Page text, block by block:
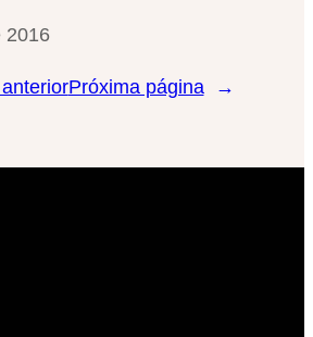
2016
Próxima página →